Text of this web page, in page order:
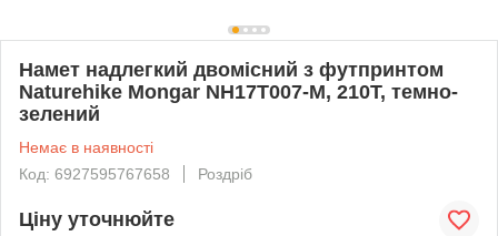
Намет надлегкий двомісний з футпринтом
Naturehike Mongar NH17T007-M, 210T, темно-
зелений
Немає в наявності
Код: 6927595767658
Роздріб
Ціну уточнюйте